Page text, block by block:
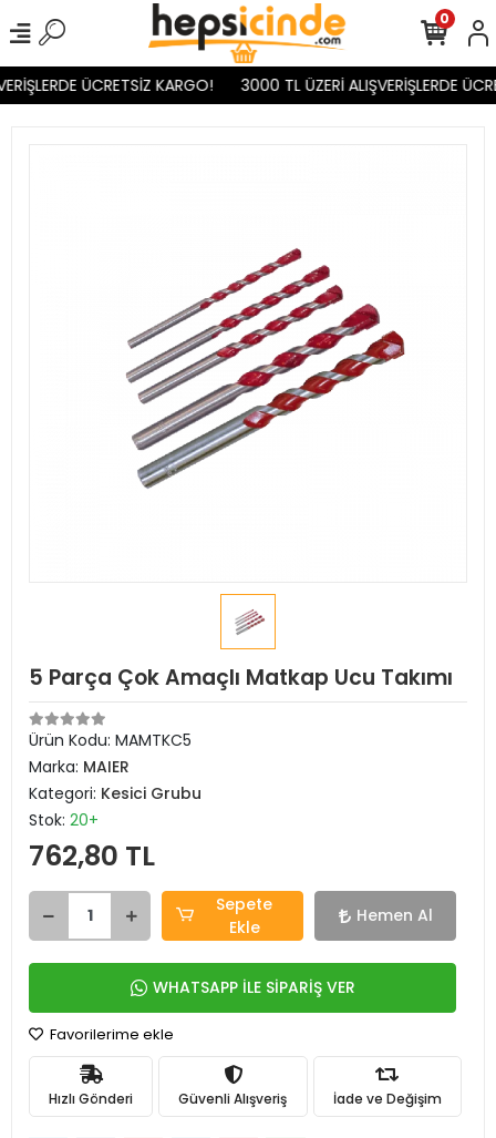
ÜCRETSİZ KARGO! 3000 TL ÜZERİ ALIŞVERİŞLERDE
0
5 Parça Çok Amaçlı Matkap Ucu Takımı
Ürün Kodu: MAMTKC5
Marka: MAIER
Kategori: Kesici Grubu
Stok: 20+
762,80 TL
Sepete
Ekle
Hemen Al
WHATSAPP İLE SİPARİŞ VER
Favorilerime ekle
Hızlı Gönderi Güvenli Alışveriş İade ve Değişim